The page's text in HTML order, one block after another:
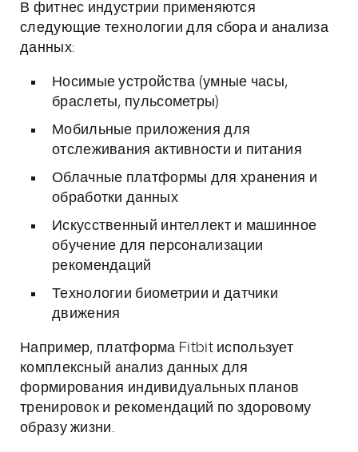
В фитнес индустрии применяются
следующие технологии для сбора и анализа
данных:
Носимые устройства (умные часы,
браслеты, пульсометры)
Мобильные приложения для
отслеживания активности и питания
Облачные платформы для хранения и
обработки данных
Искусственный интеллект и машинное
обучение для персонализации
рекомендаций
Технологии биометрии и датчики
движения
Например, платформа Fitbit использует
комплексный анализ данных для
формирования индивидуальных планов
тренировок и рекомендаций по здоровому
образу жизни.